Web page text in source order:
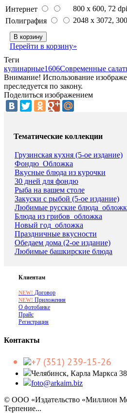
Интернет 800 x 600, 72 dpi
Полиграфия
2048 x 3072,
В корзину
Перейти в корзину»
Теги
кулинарные1606Современные
Внимание! Использование
преследуется по закону.
Поделиться изображением
Тематические коллекции
Грузинская кухня (5-ое издание)
Фондю_Обложка
Вкусные блюда из курочки
30 дней для фондю
Рыба на вашем столе
Закуски с рыбой (5-ое издание)
Любимые русские
Блюда из грибов_обложка
Новый год_обложка
Праздничные вкусности
Обедаем дома (2-ое издание)
Любимые башкирские блюда
Клиентам
NEW! Договор
NEW! Приложения
О фотобанке
Прайс
Регистрация
Контакты
+7 (351) 239-15-26
Челябинск, Карла Маркса 38
foto@arkaim.biz
© ООО «Издательство «Миллион
Терпение...